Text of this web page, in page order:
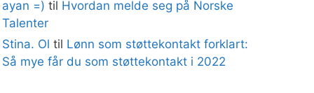
ayan =) til Hvordan melde seg på Norske
Talenter
Stina. Ol til Lønn som støttekontakt forklart:
Så mye får du som støttekontakt i 2022